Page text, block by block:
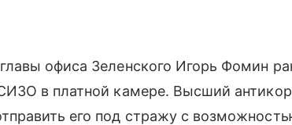
офиса Зеленского Игорь Фомин
в платной камере. Высший
его под стражу с